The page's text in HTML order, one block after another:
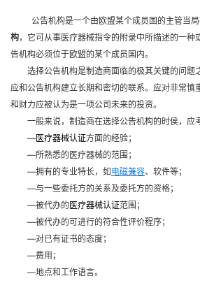
公告机构是一个由欧盟某个成员国的主管当
构，它可从事医疗器械指令的附录中所描述的一种
告机构必须位于欧盟的某个成员国内。
选择公告机构是制造商面临的极其关键的问题
应和公告机构建立长期和密切的联系。应对非常慎
和财力应被认为是一项公司未来的投资。
一般来说，制造商在选择公告机构的时侯，应
—医疗器械认证方面的经验；
—所熟悉的医疗器械的范围；
—拥有的专业特长，如电磁兼容、软件等；
—与一些委托方的关系及委托方的资格；
—被代办的 医疗器械认证范围；
—被代办的可进行的符合性评价程序；
—对已有证书的态度；
—费用；
—地点和工作语言。